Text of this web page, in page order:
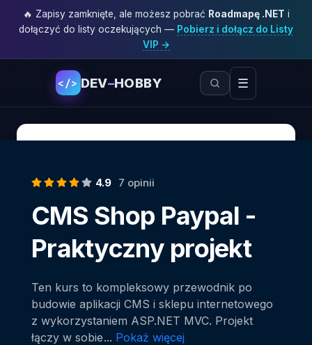
🔥 Zapisy zamknięte, ale możesz pobrać Roadmapę .NET i
dołączyć do listy oczekujących — Pobierz i dołącz do Listy
VIP →
</> DEV–HOBBY ☰
4.9 7 opinii
CMS Shop Paypal -
Praktyczny projekt
Ten kurs to kompleksowy przewodnik po
budowie aplikacji CMS i sklepu internetowego
z wykorzystaniem ASP.NET MVC. Projekt
łączy w sobie... Pokaż więcej